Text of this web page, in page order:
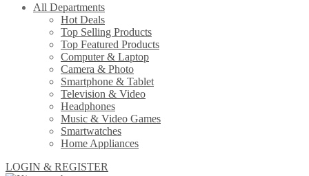
All Departments
Hot Deals
Top Selling Products
Top Featured Products
Computer & Laptop
Camera & Photo
Smartphone & Tablet
Television & Video
Headphones
Music & Video Games
Smartwatches
Home Appliances
LOGIN & REGISTER